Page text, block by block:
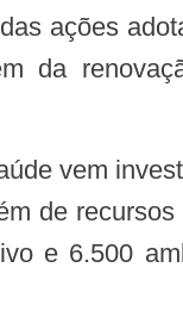
da
vem
de
e 6.500